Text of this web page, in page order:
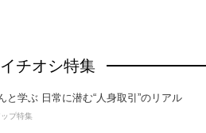
チオシ特集
と学ぶ 日常に潜む“人身取引”のリアル
プ特集